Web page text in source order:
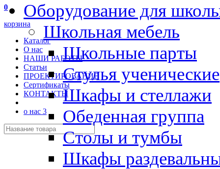
0
корзина
Каталог
О нас
НАШИ РАБОТЫ
Статьи
ПРОЕКТИРОВАНИЕ
Сертификаты
КОНТАКТЫ
о нас 3
Оборудование для
Школьная мебель
Школьные парты
Стулья ученические
Шкафы и стеллажи
Обеденная группа
Столы и тумбы
Шкафы